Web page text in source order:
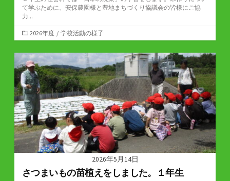
て学ぶために、安保農園様と豊地まちづくり協議会の皆様にご協
力...
カ
テ
ゴ
リ
ー
2026年度 / 学校活動の様子
2026年5月14日
さつまいもの苗植えをしました。１年生